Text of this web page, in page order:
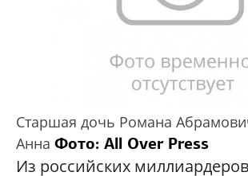
Старшая дочь Романа
Анна Фото: All Over Press
Из российских миллиардеров